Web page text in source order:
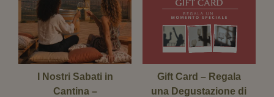
I Nostri Sabati in
Cantina –
Gift Card – Regala
una Degustazione di